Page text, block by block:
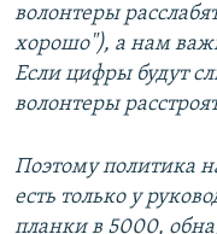
волонтеры
хорошо"), а нам
Если цифры будут
волонтеры
Поэтому политика
есть только у
планки в 5000,